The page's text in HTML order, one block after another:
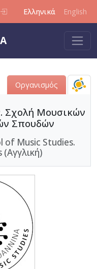
Ελληνικά English
Οργανισμός
Σχολή Μουσικών
Σπουδών
of Music Studies.